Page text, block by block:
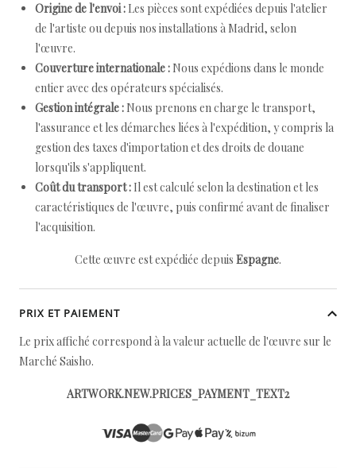
Origine de l'envoi : Les pièces sont expédiées depuis l'atelier
de l'artiste ou depuis nos installations à Madrid, selon
l'œuvre.
Couverture internationale : Nous expédions dans le monde
entier avec des opérateurs spécialisés.
Gestion intégrale : Nous prenons en charge le transport,
l'assurance et les démarches liées à l'expédition, y compris la
gestion des taxes d'importation et des droits de douane
lorsqu'ils s'appliquent.
Coût du transport : Il est calculé selon la destination et les
caractéristiques de l'œuvre, puis confirmé avant de finaliser
l'acquisition.
Cette œuvre est expédiée depuis Espagne.
PRIX ET PAIEMENT
Le prix affiché correspond à la valeur actuelle de l'œuvre sur le
Marché Saisho.
ARTWORK.NEW.PRICES_PAYMENT_TEXT2